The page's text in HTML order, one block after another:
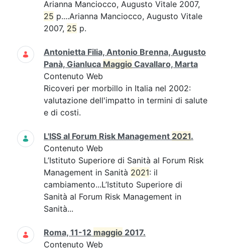
Arianna Manciocco, Augusto Vitale 2007,
25 p....Arianna Manciocco, Augusto Vitale
2007, 25 p.
Antonietta Filia, Antonio Brenna, Augusto
Panà, Gianluca Maggio Cavallaro, Marta
Contenuto Web
Ricoveri per morbillo in Italia nel 2002:
valutazione dell'impatto in termini di salute
e di costi.
L'ISS al Forum Risk Management 2021.
Contenuto Web
L’Istituto Superiore di Sanità al Forum Risk
Management in Sanità 2021: il
cambiamento...L’Istituto Superiore di
Sanità al Forum Risk Management in
Sanità...
Roma, 11-12 maggio 2017.
Contenuto Web